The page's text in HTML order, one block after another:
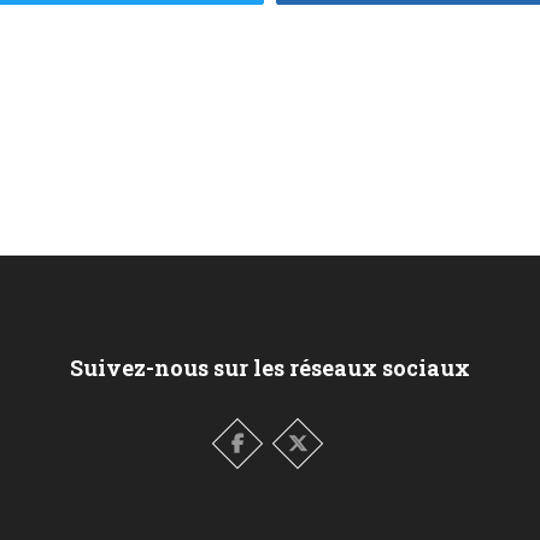
Suivez-nous sur les réseaux sociaux